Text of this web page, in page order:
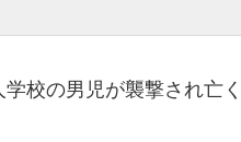
学校の男児が襲撃され亡